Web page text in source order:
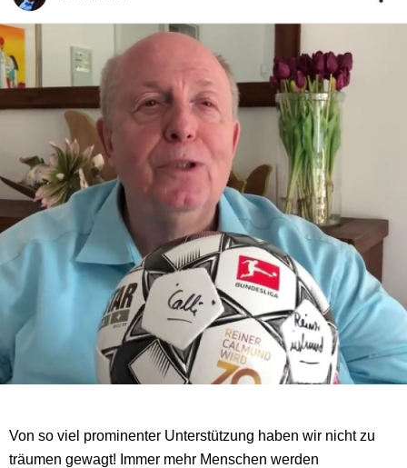
Von so viel prominenter Unterstützung haben wir nicht zu
träumen gewagt! Immer mehr Menschen werden